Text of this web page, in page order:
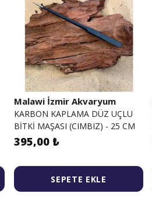
Malawi İzmir Akvaryum
KARBON KAPLAMA DÜZ UÇLU
BİTKİ MAŞASI (CIMBIZ) - 25 CM
395,00 ₺
SEPETE EKLE